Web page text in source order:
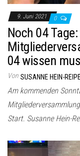
9. Juni 2021 0
Noch 04
04 wissen
Von SUSANNE HEIN-
Am kommenden
Start. Susanne Hein-